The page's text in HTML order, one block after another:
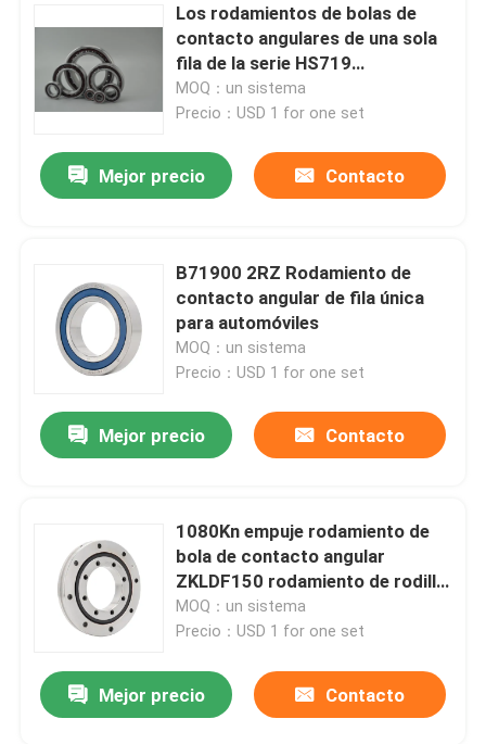
Los rodamientos de bolas de
contacto angulares de una sola
fila de la serie HS719
HS719/HQ1 HS70 HS70/HQ1
MOQ：un sistema
Precio：USD 1 for one set
Mejor precio Contacto
B71900 2RZ Rodamiento de
contacto angular de fila única
para automóviles
MOQ：un sistema
Precio：USD 1 for one set
Mejor precio Contacto
1080Kn empuje rodamiento de
bola de contacto angular
ZKLDF150 rodamiento de rodillo
esférico
MOQ：un sistema
Precio：USD 1 for one set
Mejor precio Contacto